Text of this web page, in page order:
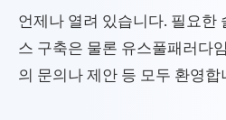
언제나 열려 있습니다. 필요한
스 구축은 물론 유스풀패러다
의 문의나 제안 등 모두 환영합